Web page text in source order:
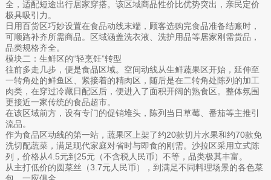
全，适配短途出行居家穿搭。该区域商品性价比优势突出，亲民定价
极具吸引力。
日用百货区巧妙设置在食品动线末端，顾客选购完食品准备结账时，
可顺路补齐所需商品。区域涵盖洗衣液、洗护用品等居家刚需货品，
品类规格齐全。
模块二：生鲜区的“轻烹饪”转型
往前多走几步，便是食品区域。空间动线从生鲜蔬果区开始，延伸至
一转角处的鲜鱼区、紧接着的精肉区，随后是在二转角处陈列的加工
肉类，在穿过冷藏日配区后，便进入了面积开阔的熟食区。整体氛围
更接近一家传统的食品超市。
在该区域前方，设有专门的促销堆头，陈列当日草莓、番茄等主推引
流品。
作为食品区动线的第一站，蔬果区上架了约20款切片水果和约70款免
洗切配蔬菜，满足现代家庭对省时与即食的刚需。沙拉区采用立式陈
列，价格从4.5元到25元（不含税人民币）不等，品类极其丰富。
从主打低价的圆菜丝（3.7元人民币），到满足不同料理场景的各色菜